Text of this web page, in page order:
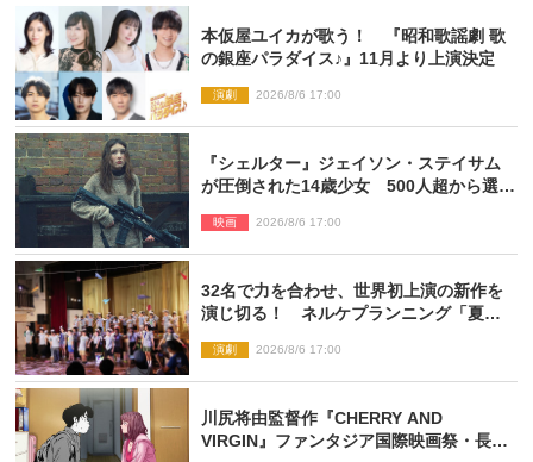
本仮屋ユイカが歌う！ 『昭和歌謡劇 歌
の銀座パラダイス♪』11月より上演決定
演劇 2026/8/6 17:00
『シェルター』ジェイソン・ステイサム
が圧倒された14歳少女 500人超から選出
とは
映画 2026/8/6 17:00
32名で力を合わせ、世界初上演の新作を
演じ切る！ ネルケプランニング「夏休
ト【最終日】
演劇 2026/8/6 17:00
川尻将由監督作『CHERRY AND
VIRGIN』ファンタジア国際映画祭・長編